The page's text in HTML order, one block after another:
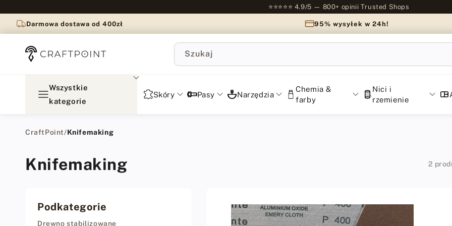
⭐⭐⭐⭐⭐ 4.9/5 — 800+ opinii Trusted Shops
Darmowa dostawa od 400zł 95% wysyłek w 24h!
Szukaj
Wszystkie
kategorie
Skóry Pasy Narzędzia
Chemia &
farby
Nici i
rzemienie
CraftPoint/Knifemaking
Knifemaking 2
Podkategorie
Drewno stabilizowane